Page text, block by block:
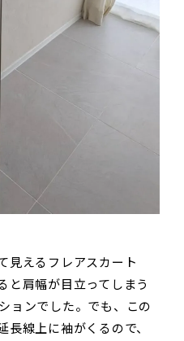
見えるフレアスカート
と肩幅が目立ってしまう
ョンでした。でも、この
長線上に袖がくるので、